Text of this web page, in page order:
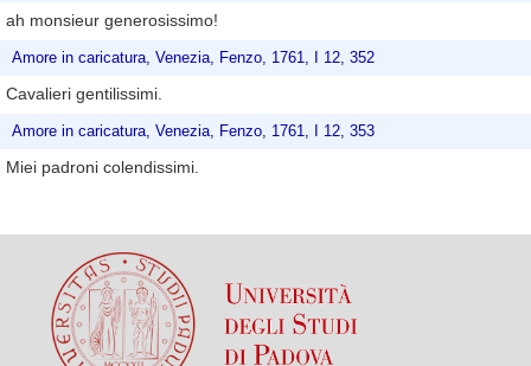
ah monsieur generosissimo!
Amore in caricatura, Venezia, Fenzo, 1761, I 12, 352
Cavalieri gentilissimi.
Amore in caricatura, Venezia, Fenzo, 1761, I 12, 353
Miei padroni colendissimi.